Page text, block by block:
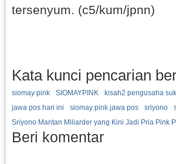
tersenyum. (c5/kum/jpnn)
Kata kunci pencarian
siomay pink SIOMAYPINK
kisah2 pengusaha
jawa pos hari ini
siomay pink jawa pos sriyono
Sriyono Mantan Miliarder yang Kini Jadi Pria Pink
Beri komentar